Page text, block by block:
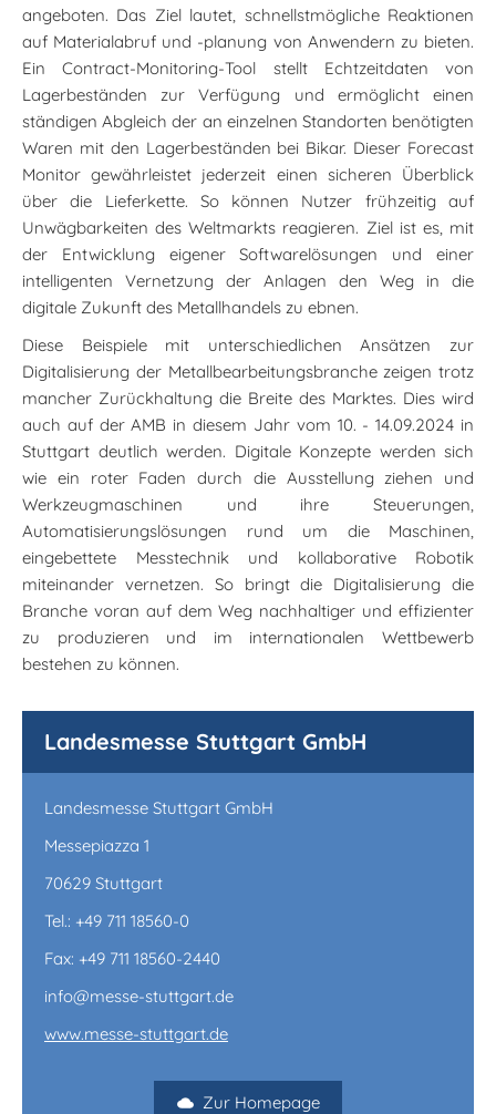
angeboten. Das Ziel lautet, schnellstmögliche Reaktionen
auf Materialabruf und -planung von Anwendern zu bieten.
Ein Contract-Monitoring-Tool stellt Echtzeitdaten von
Lagerbeständen zur Verfügung und ermöglicht einen
ständigen Abgleich der an einzelnen Standorten benötigten
Waren mit den Lagerbeständen bei Bikar. Dieser Forecast
Monitor gewährleistet jederzeit einen sicheren Überblick
über die Lieferkette. So können Nutzer frühzeitig auf
Unwägbarkeiten des Weltmarkts reagieren. Ziel ist es, mit
der Entwicklung eigener Softwarelösungen und einer
intelligenten Vernetzung der Anlagen den Weg in die
digitale Zukunft des Metallhandels zu ebnen.
Diese Beispiele mit unterschiedlichen Ansätzen zur
Digitalisierung der Metallbearbeitungsbranche zeigen trotz
mancher Zurückhaltung die Breite des Marktes. Dies wird
auch auf der AMB in diesem Jahr vom 10. - 14.09.2024 in
Stuttgart deutlich werden. Digitale Konzepte werden sich
wie ein roter Faden durch die Ausstellung ziehen und
Werkzeugmaschinen und ihre Steuerungen,
Automatisierungslösungen rund um die Maschinen,
eingebettete Messtechnik und kollaborative Robotik
miteinander vernetzen. So bringt die Digitalisierung die
Branche voran auf dem Weg nachhaltiger und effizienter
zu produzieren und im internationalen Wettbewerb
bestehen zu können.
Landesmesse Stuttgart GmbH
Landesmesse Stuttgart GmbH
Messepiazza 1
70629 Stuttgart
Tel.: +49 711 18560-0
Fax: +49 711 18560-2440
info@messe-stuttgart.de
www.messe-stuttgart.de
Zur Homepage